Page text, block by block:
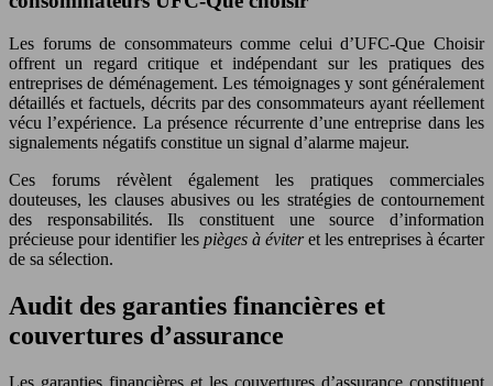
Les forums de consommateurs comme celui d’UFC-Que Choisir
offrent un regard critique et indépendant sur les pratiques des
entreprises de déménagement. Les témoignages y sont généralement
détaillés et factuels, décrits par des consommateurs ayant réellement
vécu l’expérience. La présence récurrente d’une entreprise dans les
signalements négatifs constitue un signal d’alarme majeur.
Ces forums révèlent également les pratiques commerciales
douteuses, les clauses abusives ou les stratégies de contournement
des responsabilités. Ils constituent une source d’information
précieuse pour identifier les pièges à éviteret les entreprises à écarter
de sa sélection.
Audit des garanties financières et
couvertures d’assurance
Les garanties financières et les couvertures d’assurance constituent